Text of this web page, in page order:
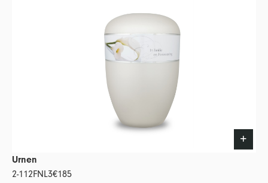
Urnen
2-112FNL3€185